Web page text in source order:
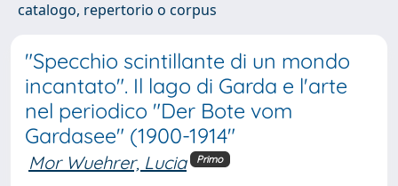
catalogo, repertorio o corpus
"Specchio scintillante di un mondo
incantato". Il lago di Garda e l'arte
nel periodico "Der Bote vom
Gardasee" (1900-1914"
Mor Wuehrer, Lucia Primo